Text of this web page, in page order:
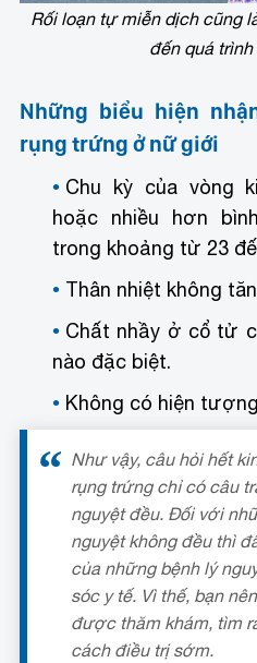
Rối loạn tự miễn dịch cũng
đến quá
Những biểu hiện
rụng trứng ở nữ giới
Chu kỳ của vòng
hoặc nhiều hơn
trong khoảng từ 23
Thân nhiệt không
Chất nhầy ở cổ tử
nào đặc biệt.
Không có hiện
Như vậy, câu hỏi hết
rụng trứng chỉ có câu
nguyệt đều. Đối với
nguyệt không đều thì
của những bệnh lý
sóc y tế. Vì thế, bạn
được thăm khám, tìm
cách điều trị sớm.